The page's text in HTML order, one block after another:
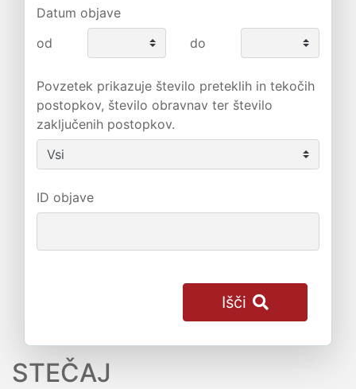
Datum objave
od
do
Povzetek prikazuje število preteklih in tekočih
postopkov, število obravnav ter število
zaključenih postopkov.
ID objave
Išči
STEČAJ